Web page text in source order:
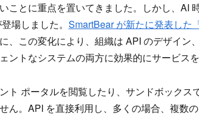
ことに重点を置いてきました。しかし、AI
登場しました。 SmartBear が新たに発表した
、この変化により、組織は API のデザイン
ントなシステムの両方に効果的にサービス
ト ポータルを閲覧したり、サンドボックス
ん。API を直接利用し、多くの場合、複数